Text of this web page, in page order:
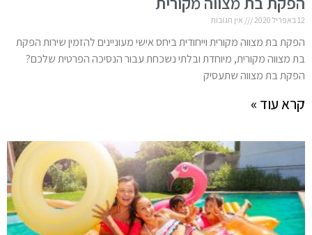
12 באפריל 2020 אין תגובות
הפקת בת מצווה מקורית וייחודית ביחס אישי מעוניינים להזמין שירות הפקת
בת מצווה מקורית, מיוחדת ובלתי נשכחת עבור הנסיכה הפרטית שלכם?
הפקת בת מצווה שתעסיק
קרא עוד »